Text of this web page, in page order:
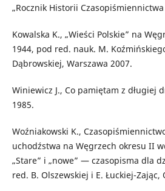
„Rocznik Historii
Kowalska K., „Wieści Polskie” na
1944, pod red. nauk. M.
Dąbrowskiej, Warszawa 2007.
Winiewicz J., Co pamiętam z długiej
1985.
Woźniakowski K.,
uchodźstwa na Węgrzech okresu II
„Stare” i „nowe” — czasopisma dla
red. B. Olszewskiej i E. Łuckiej-Zając,